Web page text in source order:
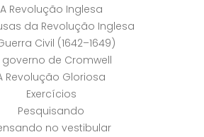
A Revolução Inglesa
da Revolução Inglesa
Civil (1642–1649)
governo de Cromwell
Revolução Gloriosa
Exercícios
Pesquisando
no vestibular